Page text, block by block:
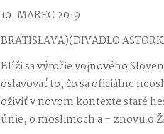
10. MAREC2019
BRATISLAVA)(DIVADLO
Blíži sa výročie vojnového
oslavovať to, čo sa oficiálne
oživiť v novom kontexte staré
únie, o moslimoch a – znovu o